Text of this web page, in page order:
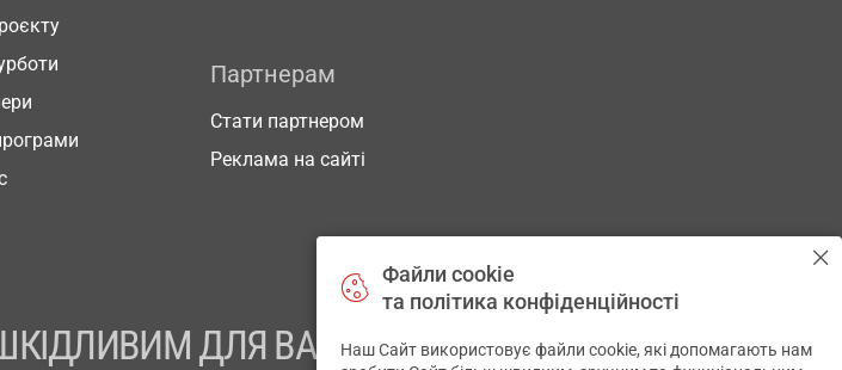
Партнерам
Стати партнером
Реклама на сайті
ДЛЯ ВАШОГО ЗДОРОВ’Я
Файли cookie
та політика конфіденційності
Наш Сайт використовує файли cookie, які допомагають нам